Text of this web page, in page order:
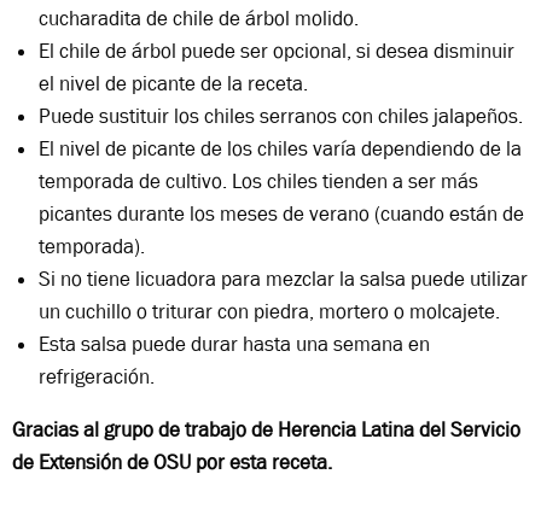
cucharadita de chile de árbol molido.
El chile de árbol puede ser opcional, si desea disminuir
el nivel de picante de la receta.
Puede sustituir los chiles serranos con chiles jalapeños.
El nivel de picante de los chiles varía dependiendo de la
temporada de cultivo. Los chiles tienden a ser más
picantes durante los meses de verano (cuando están de
temporada).
Si no tiene licuadora para mezclar la salsa puede utilizar
un cuchillo o triturar con piedra, mortero o molcajete.
Esta salsa puede durar hasta una semana en
refrigeración.
Gracias al grupo de trabajo de Herencia Latina del Servicio
de Extensión de OSU por esta receta.